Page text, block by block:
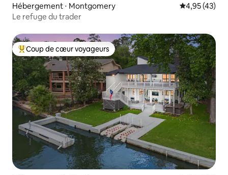
Hébergement ⋅ Montgomery Évaluation
4,95 (43)
Le refuge du trader
Coups de cœur voyageurs les plus appréciés
Coup de cœur voyageurs